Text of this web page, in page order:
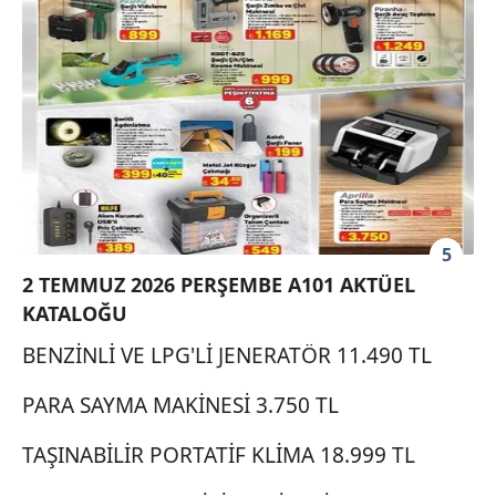
5
2 TEMMUZ 2026 PERŞEMBE A101 AKTÜEL
KATALOĞU
BENZİNLİ VE LPG'Lİ JENERATÖR 11.490 TL
PARA SAYMA MAKİNESİ 3.750 TL
TAŞINABİLİR PORTATİF KLİMA 18.999 TL